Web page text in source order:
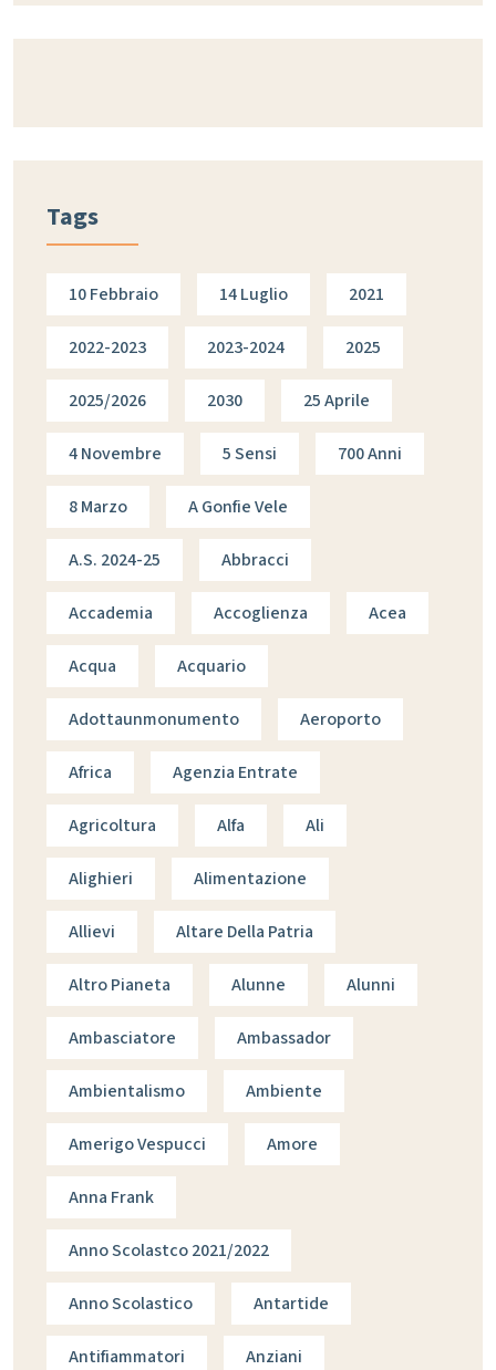
Tags
10 Febbraio 14 Luglio 2021
2022-2023 2023-2024 2025
2025/2026 2030 25 Aprile
4 Novembre 5 Sensi 700 Anni
8 Marzo A Gonfie Vele
A.s. 2024-25 Abbracci
Accademia Accoglienza Acea
Acqua Acquario
Adottaunmonumento Aeroporto
Africa Agenzia Entrate
Agricoltura Alfa Ali
Alighieri Alimentazione
Allievi Altare Della Patria
Altro Pianeta Alunne Alunni
Ambasciatore Ambassador
Ambientalismo Ambiente
Amerigo Vespucci Amore
Anna Frank
Anno Scolastco 2021/2022
Anno Scolastico Antartide
Antifiammatori Anziani